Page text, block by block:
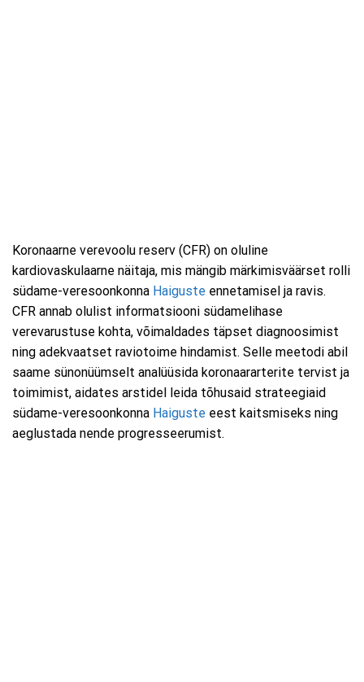
Koronaarne verevoolu reserv (CFR) on oluline
kardiovaskulaarne näitaja, mis mängib märkimisväärset rolli
südame-veresoonkonna Haiguste ennetamisel ja ravis.
CFR annab olulist informatsiooni südamelihase
verevarustuse kohta, võimaldades täpset diagnoosimist
ning adekvaatset raviotoime hindamist. Selle meetodi abil
saame sünonüümselt analüüsida koronaararterite tervist ja
toimimist, aidates arstidel leida tõhusaid strateegiaid
südame-veresoonkonna Haiguste eest kaitsmiseks ning
aeglustada nende progresseerumist.